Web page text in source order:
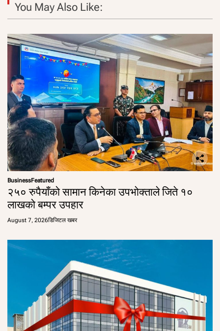
You May Also Like:
BusinessFeatured
२५० रुपैयाँको सामान किनेका उपभोक्ताले जिते १०
लाखको बम्पर उपहार
August 7, 2026डिजिटल खबर